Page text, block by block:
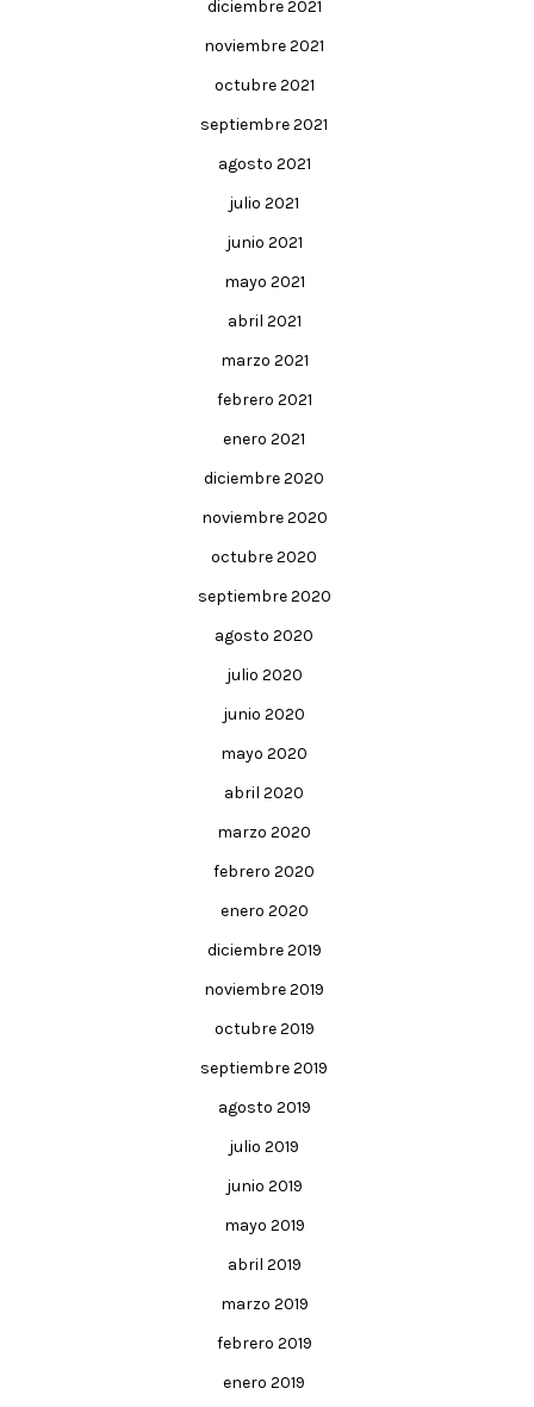
diciembre 2021
noviembre 2021
octubre 2021
septiembre 2021
agosto 2021
julio 2021
junio 2021
mayo 2021
abril 2021
marzo 2021
febrero 2021
enero 2021
diciembre 2020
noviembre 2020
octubre 2020
septiembre 2020
agosto 2020
julio 2020
junio 2020
mayo 2020
abril 2020
marzo 2020
febrero 2020
enero 2020
diciembre 2019
noviembre 2019
octubre 2019
septiembre 2019
agosto 2019
julio 2019
junio 2019
mayo 2019
abril 2019
marzo 2019
febrero 2019
enero 2019